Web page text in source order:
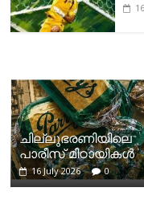
ചില്ലുഭരണിയിലെ
പാരീസ് മിഠായികള്‍
16 July 2026 0